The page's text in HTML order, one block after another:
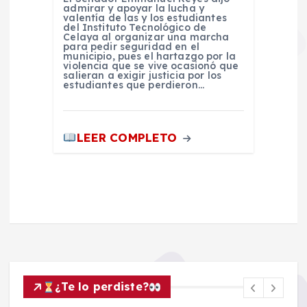
admirar y apoyar la lucha y
valentía de las y los estudiantes
del Instituto Tecnológico de
Celaya al organizar una marcha
para pedir seguridad en el
municipio, pues el hartazgo por la
violencia que se vive ocasionó que
salieran a exigir justicia por los
estudiantes que perdieron…
LEER COMPLETO
¿Te lo perdiste?